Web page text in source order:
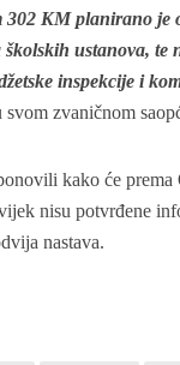
302 KM planirano je
ustanova, te
inspekcije i
zvaničnom
kako će
nisu potvrđene
nastava.